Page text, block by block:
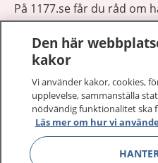
På 1177.se får du råd om
sjukdomar och vilka
Logga in för att läsa din
vårdärenden. Ring
sjukvårdsrådgivning
1177 ger dig råd när du
Den här
kakor
Vi använder kakor, cookies,
upplevelse, sammanställa
nödvändig funktionalitet ska
Läs mer om hur vi